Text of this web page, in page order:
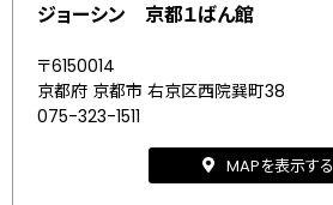
ジョーシン 京都１ばん館
〒6150014
京都府 京都市 右京区西院巽町38
075-323-1511
MAPを表示する